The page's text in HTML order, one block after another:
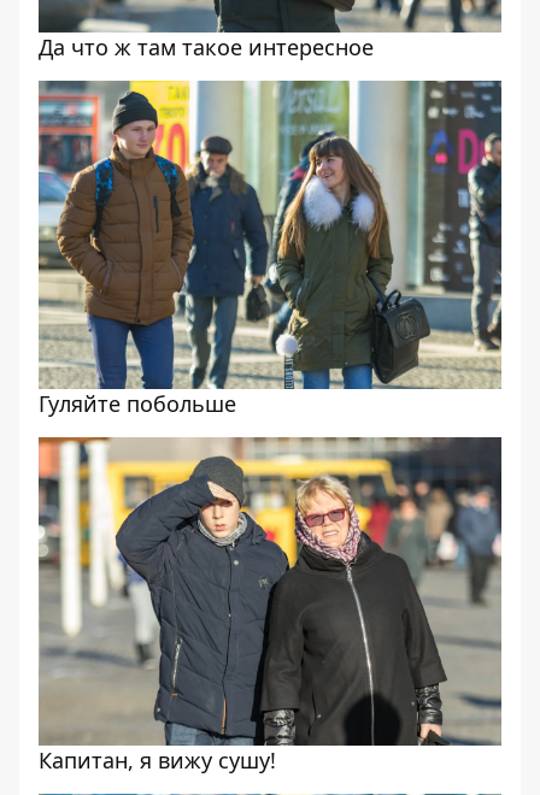
Да что ж там такое интересное
Гуляйте побольше
Капитан, я вижу сушу!